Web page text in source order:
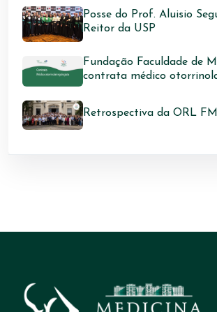
Posse do Prof. Aluisio
Reitor da USP
Fundação Faculdade de
contrata médico
Retrospectiva da ORL